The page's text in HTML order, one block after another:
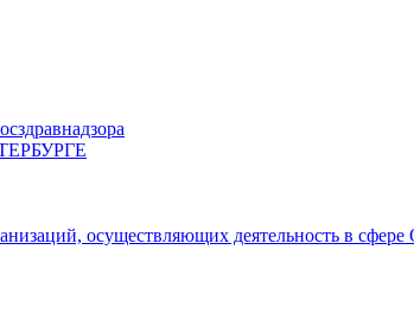
осуществляющих деятельность в